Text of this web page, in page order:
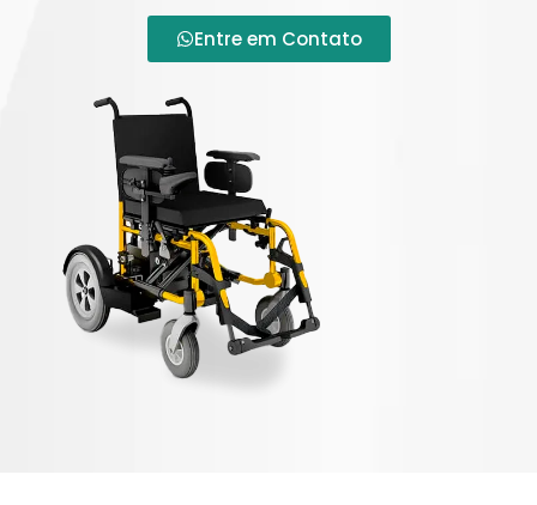
Entre em Contato